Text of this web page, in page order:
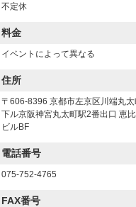
不定休
料金
イベントによって異なる
住所
〒606-8396 京都市左京区川端丸太
下ル京阪神宮丸太町駅2番出口 恵
ビルBF
電話番号
075-752-4765
FAX番号